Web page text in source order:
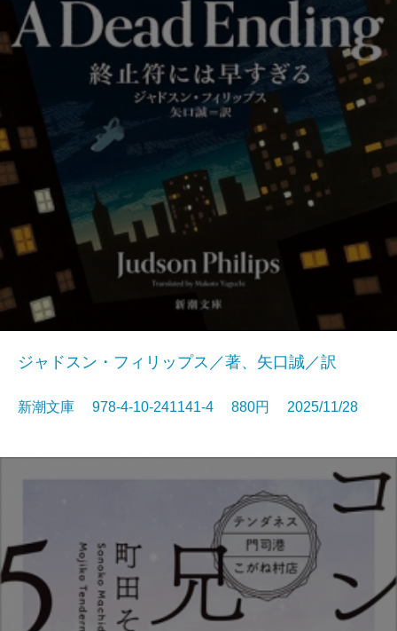
ジャドスン・フィリップス／著、矢口誠／訳
新潮文庫 978-4-10-241141-4 880円 2025/11/28